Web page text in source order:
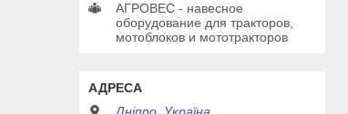
АГРОВЕС - навесное
оборудование для тракторов,
мотоблоков и мототракторов